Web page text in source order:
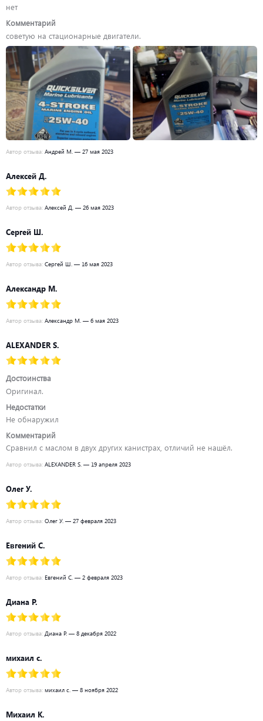
нет
Комментарий
советую на стационарные двигатели.
Автор отзыва: Андрей М. — 27 мая 2023
Алексей Д.
Автор отзыва: Алексей Д. — 26 мая 2023
Сергей Ш.
Автор отзыва: Сергей Ш. — 16 мая 2023
Александр М.
Автор отзыва: Александр М. — 6 мая 2023
ALEXANDER S.
Достоинства
Оригинал.
Недостатки
Не обнаружил
Комментарий
Сравнил с маслом в двух других канистрах, отличий не нашёл.
Автор отзыва: ALEXANDER S. — 19 апреля 2023
Олег У.
Автор отзыва: Олег У. — 27 февраля 2023
Евгений С.
Автор отзыва: Евгений С. — 2 февраля 2023
Диана Р.
Автор отзыва: Диана Р. — 8 декабря 2022
михаил с.
Автор отзыва: михаил с. — 8 ноября 2022
Михаил К.